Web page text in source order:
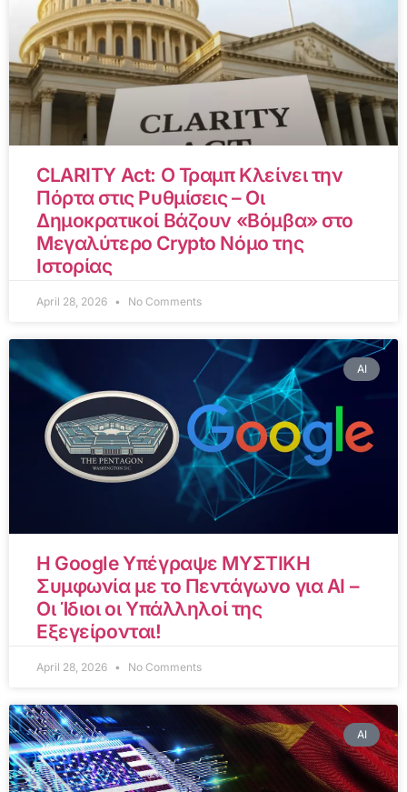
CLARITY Act: Ο Τραμπ Κλείνει την
Πόρτα στις Ρυθμίσεις – Οι
Δημοκρατικοί Βάζουν «Βόμβα» στο
Μεγαλύτερο Crypto Νόμο της
Ιστορίας
April 28, 2026 No Comments
AI
Η Google Υπέγραψε ΜΥΣΤΙΚΗ
Συμφωνία με το Πεντάγωνο για AI –
Οι Ίδιοι οι Υπάλληλοί της
Εξεγείρονται!
April 28, 2026 No Comments
AI